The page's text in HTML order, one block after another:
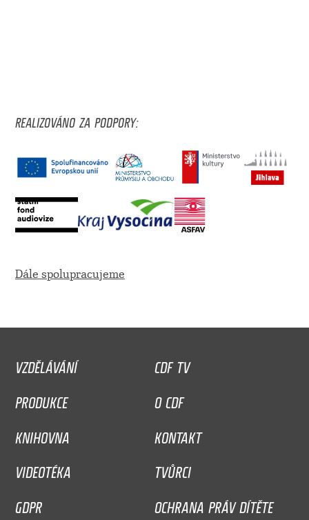
REALIZOVÁNO ZA PODPORY:
Dále spolupracujeme
VZDĚLÁVÁNÍ
CDF TV
PRODUKCE
O CDF
KNIHOVNA
KONTAKT
VIDEOTÉKA
TVŮRCI
GDPR
OCHRANA PRÁV DÍTĚTE